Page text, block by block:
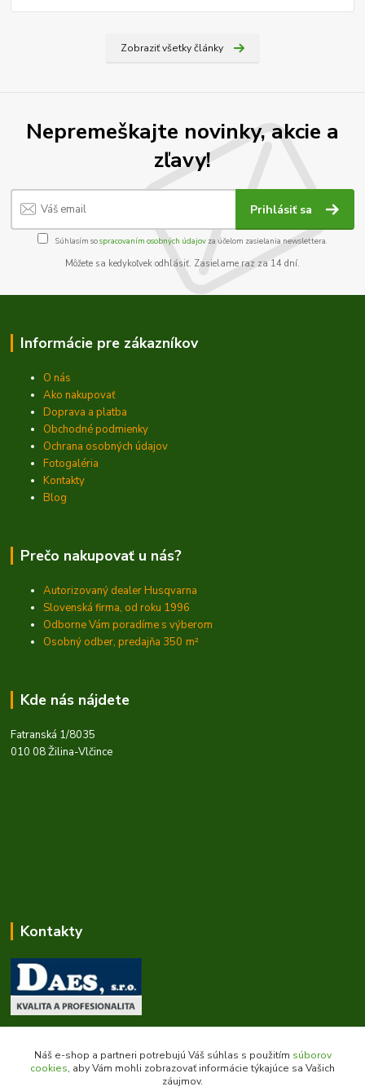
Zobraziť všetky články
Nepremeškajte novinky, akcie a
zľavy!
Prihlásiť sa
Súhlasím sospracovaním osobných údajov za účelom zasielania newslettera.
Môžete sa kedykoľvek odhlásiť. Zasielame raz za 14 dní.
Informácie pre zákazníkov
O nás
Ako nakupovať
Doprava a platba
Obchodné podmienky
Ochrana osobných údajov
Fotogaléria
Kontakty
Blog
Prečo nakupovať u nás?
Autorizovaný dealer Husqvarna
Slovenská firma, od roku 1996
Odborne Vám poradíme s výberom
Osobný odber, predajňa 350 m²
Kde nás nájdete
Fatranská 1/8035
010 08 Žilina-Vlčince
Kontakty
Zákaznícka podpora daes.sk
+421 903 707 668
(Po-Pia, 8-16 hod.)
Náš e-shop a partneri potrebujú Váš súhlas s použitím súborov
cookies, aby Vám mohli zobrazovať informácie týkajúce sa Vašich
záujmov.